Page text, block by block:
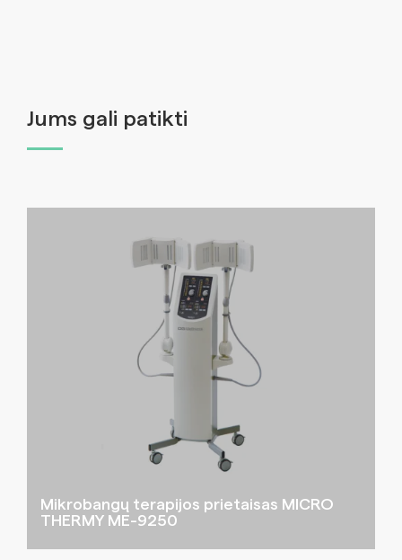
Jums gali patikti
Mikrobangų terapijos prietaisas MICRO
THERMY ME-9250